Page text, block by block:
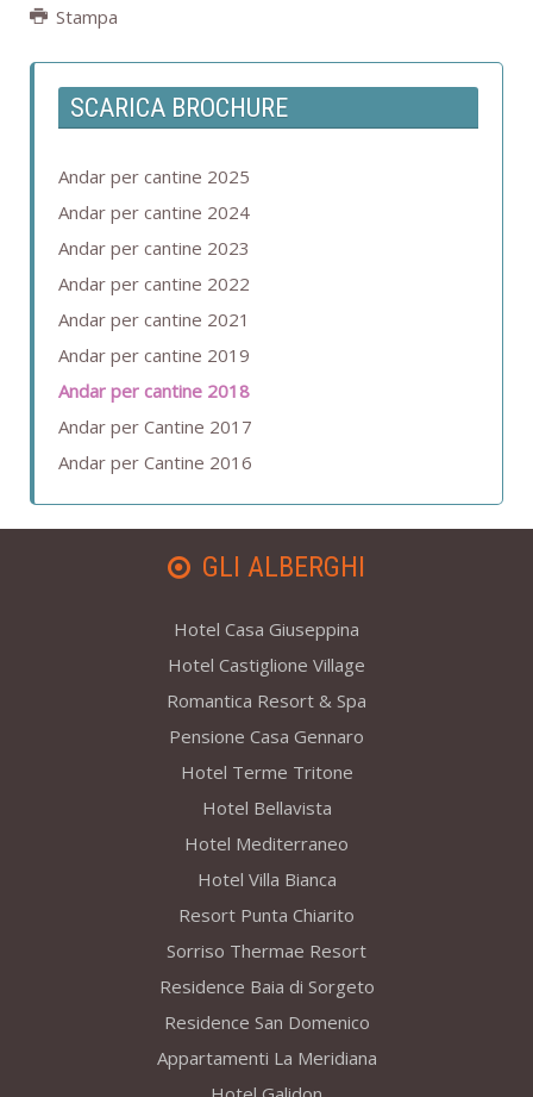
Stampa
SCARICA BROCHURE
Andar per cantine 2025
Andar per cantine 2024
Andar per cantine 2023
Andar per cantine 2022
Andar per cantine 2021
Andar per cantine 2019
Andar per cantine 2018
Andar per Cantine 2017
Andar per Cantine 2016
GLI ALBERGHI
Hotel Casa Giuseppina
Hotel Castiglione Village
Romantica Resort & Spa
Pensione Casa Gennaro
Hotel Terme Tritone
Hotel Bellavista
Hotel Mediterraneo
Hotel Villa Bianca
Resort Punta Chiarito
Sorriso Thermae Resort
Residence Baia di Sorgeto
Residence San Domenico
Appartamenti La Meridiana